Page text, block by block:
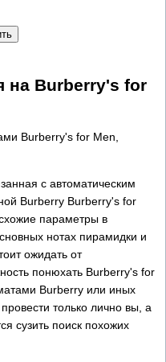
на Burberry's for
Burberry's for Men,
с автоматическим
Burberry Burberry's for
параметры в
нотах пирамидки и
ожидать от
понюхать Burberry's for
Burberry или иных
только лично вы, а
сузить поиск похожих